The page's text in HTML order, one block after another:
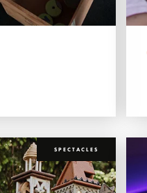
SPECTACLES